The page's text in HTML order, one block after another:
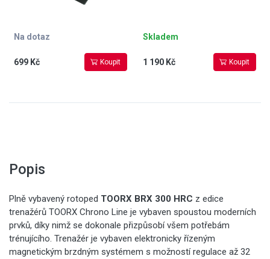
Na dotaz
699 Kč Koupit
Skladem
1 190 Kč Koupit
Popis
Plně vybavený rotoped TOORX BRX 300 HRC z edice
trenažérů TOORX Chrono Line je vybaven spoustou moderních
prvků, díky nimž se dokonale přizpůsobí všem potřebám
trénujícího. Trenažér je vybaven elektronicky řízeným
magnetickým brzdným systémem s možností regulace až 32